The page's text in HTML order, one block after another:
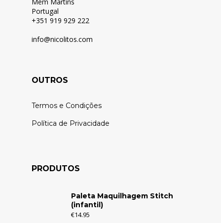
Portugal
+351 919 929 222
info@nicolitos.com
OUTROS
Termos e Condições
Política de Privacidade
PRODUTOS
Paleta Maquilhagem Stitch
(infantil)
€14.95